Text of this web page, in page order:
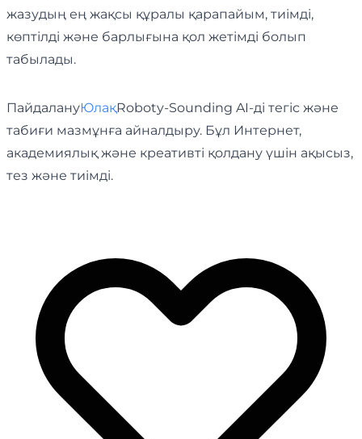
жазудың ең жақсы құралы қарапайым, тиімді,
көптілді және барлығына қол жетімді болып
табылады.
ПайдалануЮлақRoboty-Sounding AI-ді тегіс және
табиғи мазмұнға айналдыру. Бұл Интернет,
академиялық және креативті қолдану үшін ақысыз,
тез және тиімді.